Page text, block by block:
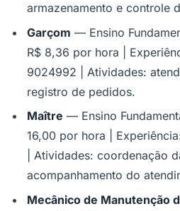
armazenamento e controle
Garçom — Ensino
R$ 8,36 por hora |
9024992 | Atividades:
registro de pedidos.
Maître — Ensino
16,00 por hora |
| Atividades: coordenação
acompanhamento do
Mecânico de Manutenção